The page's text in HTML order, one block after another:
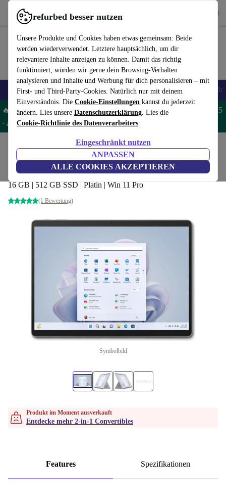
refurbed besser nutzen
Unsere Produkte und Cookies haben etwas gemeinsam: Beide
werden wiederverwendet. Letztere hauptsächlich, um dir
relevantere Inhalte anzeigen zu können. Damit das richtig
funktioniert, würden wir gerne dein Browsing-Verhalten
analysieren und Inhalte und Werbung für dich personalisieren – mit
First- und Third-Party-Cookies. Natürlich nur mit deinem
Einverständnis. Die Cookie-Einstellungen kannst du jederzeit
ändern. Lies unsere Datenschutzerklärung. Lies die
Cookie-Richtlinie des Datenverarbeiters.
Eingeschränkt nutzen
ANPASSEN
ALLE COOKIES AKZEPTIEREN
refurbed schnell und einfach nutzen
🎒 Back to school Handys Laptops Tablets Smartwatches Zubehör
🔥 Spare 5% EXTRA auf MacBooks und iPads – Code: MACPAD5
- AGB
Laptops 2-in-1 Convertibles
Microsoft Surface Pro 9 (2022) | SQ3 | 13"
16 GB | 512 GB SSD | Platin | Win 11 Pro
(1 Bewertung)
Symbolbild
Produkt im Moment ausverkauft
Entdecke mehr 2-in-1 Convertibles
Features Spezifikationen